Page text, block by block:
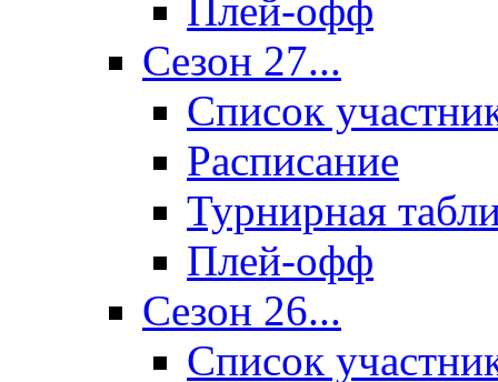
Плей-офф
Сезон 27...
Список
Расписание
Турнирная
Плей-офф
Сезон 26...
Список